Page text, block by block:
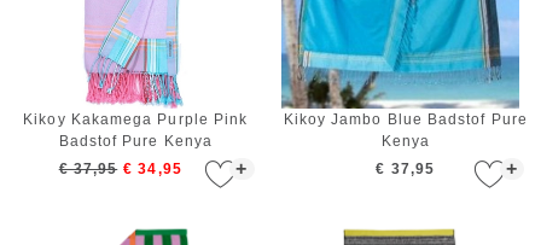
+
Kikoy Kakamega Purple Pink
Badstof Pure Kenya
€ 37,95 € 34,95 +
Kikoy Jambo Blue Badstof Pure
Kenya
€ 37,95